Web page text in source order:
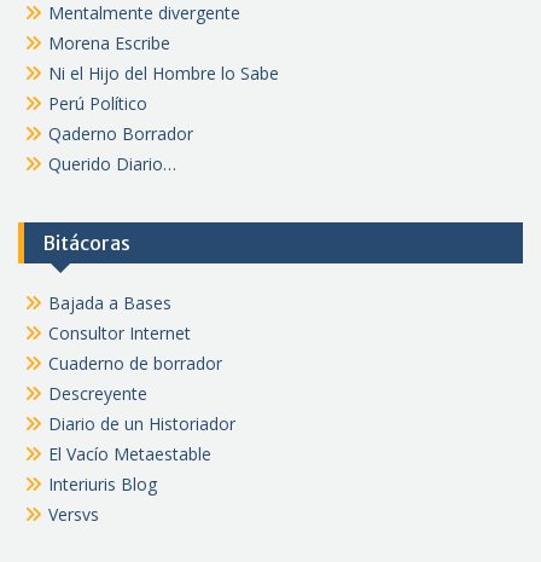
Mentalmente divergente
Morena Escribe
Ni el Hijo del Hombre lo Sabe
Perú Político
Qaderno Borrador
Querido Diario…
Bitácoras
Bajada a Bases
Consultor Internet
Cuaderno de borrador
Descreyente
Diario de un Historiador
El Vacío Metaestable
Interiuris Blog
Versvs